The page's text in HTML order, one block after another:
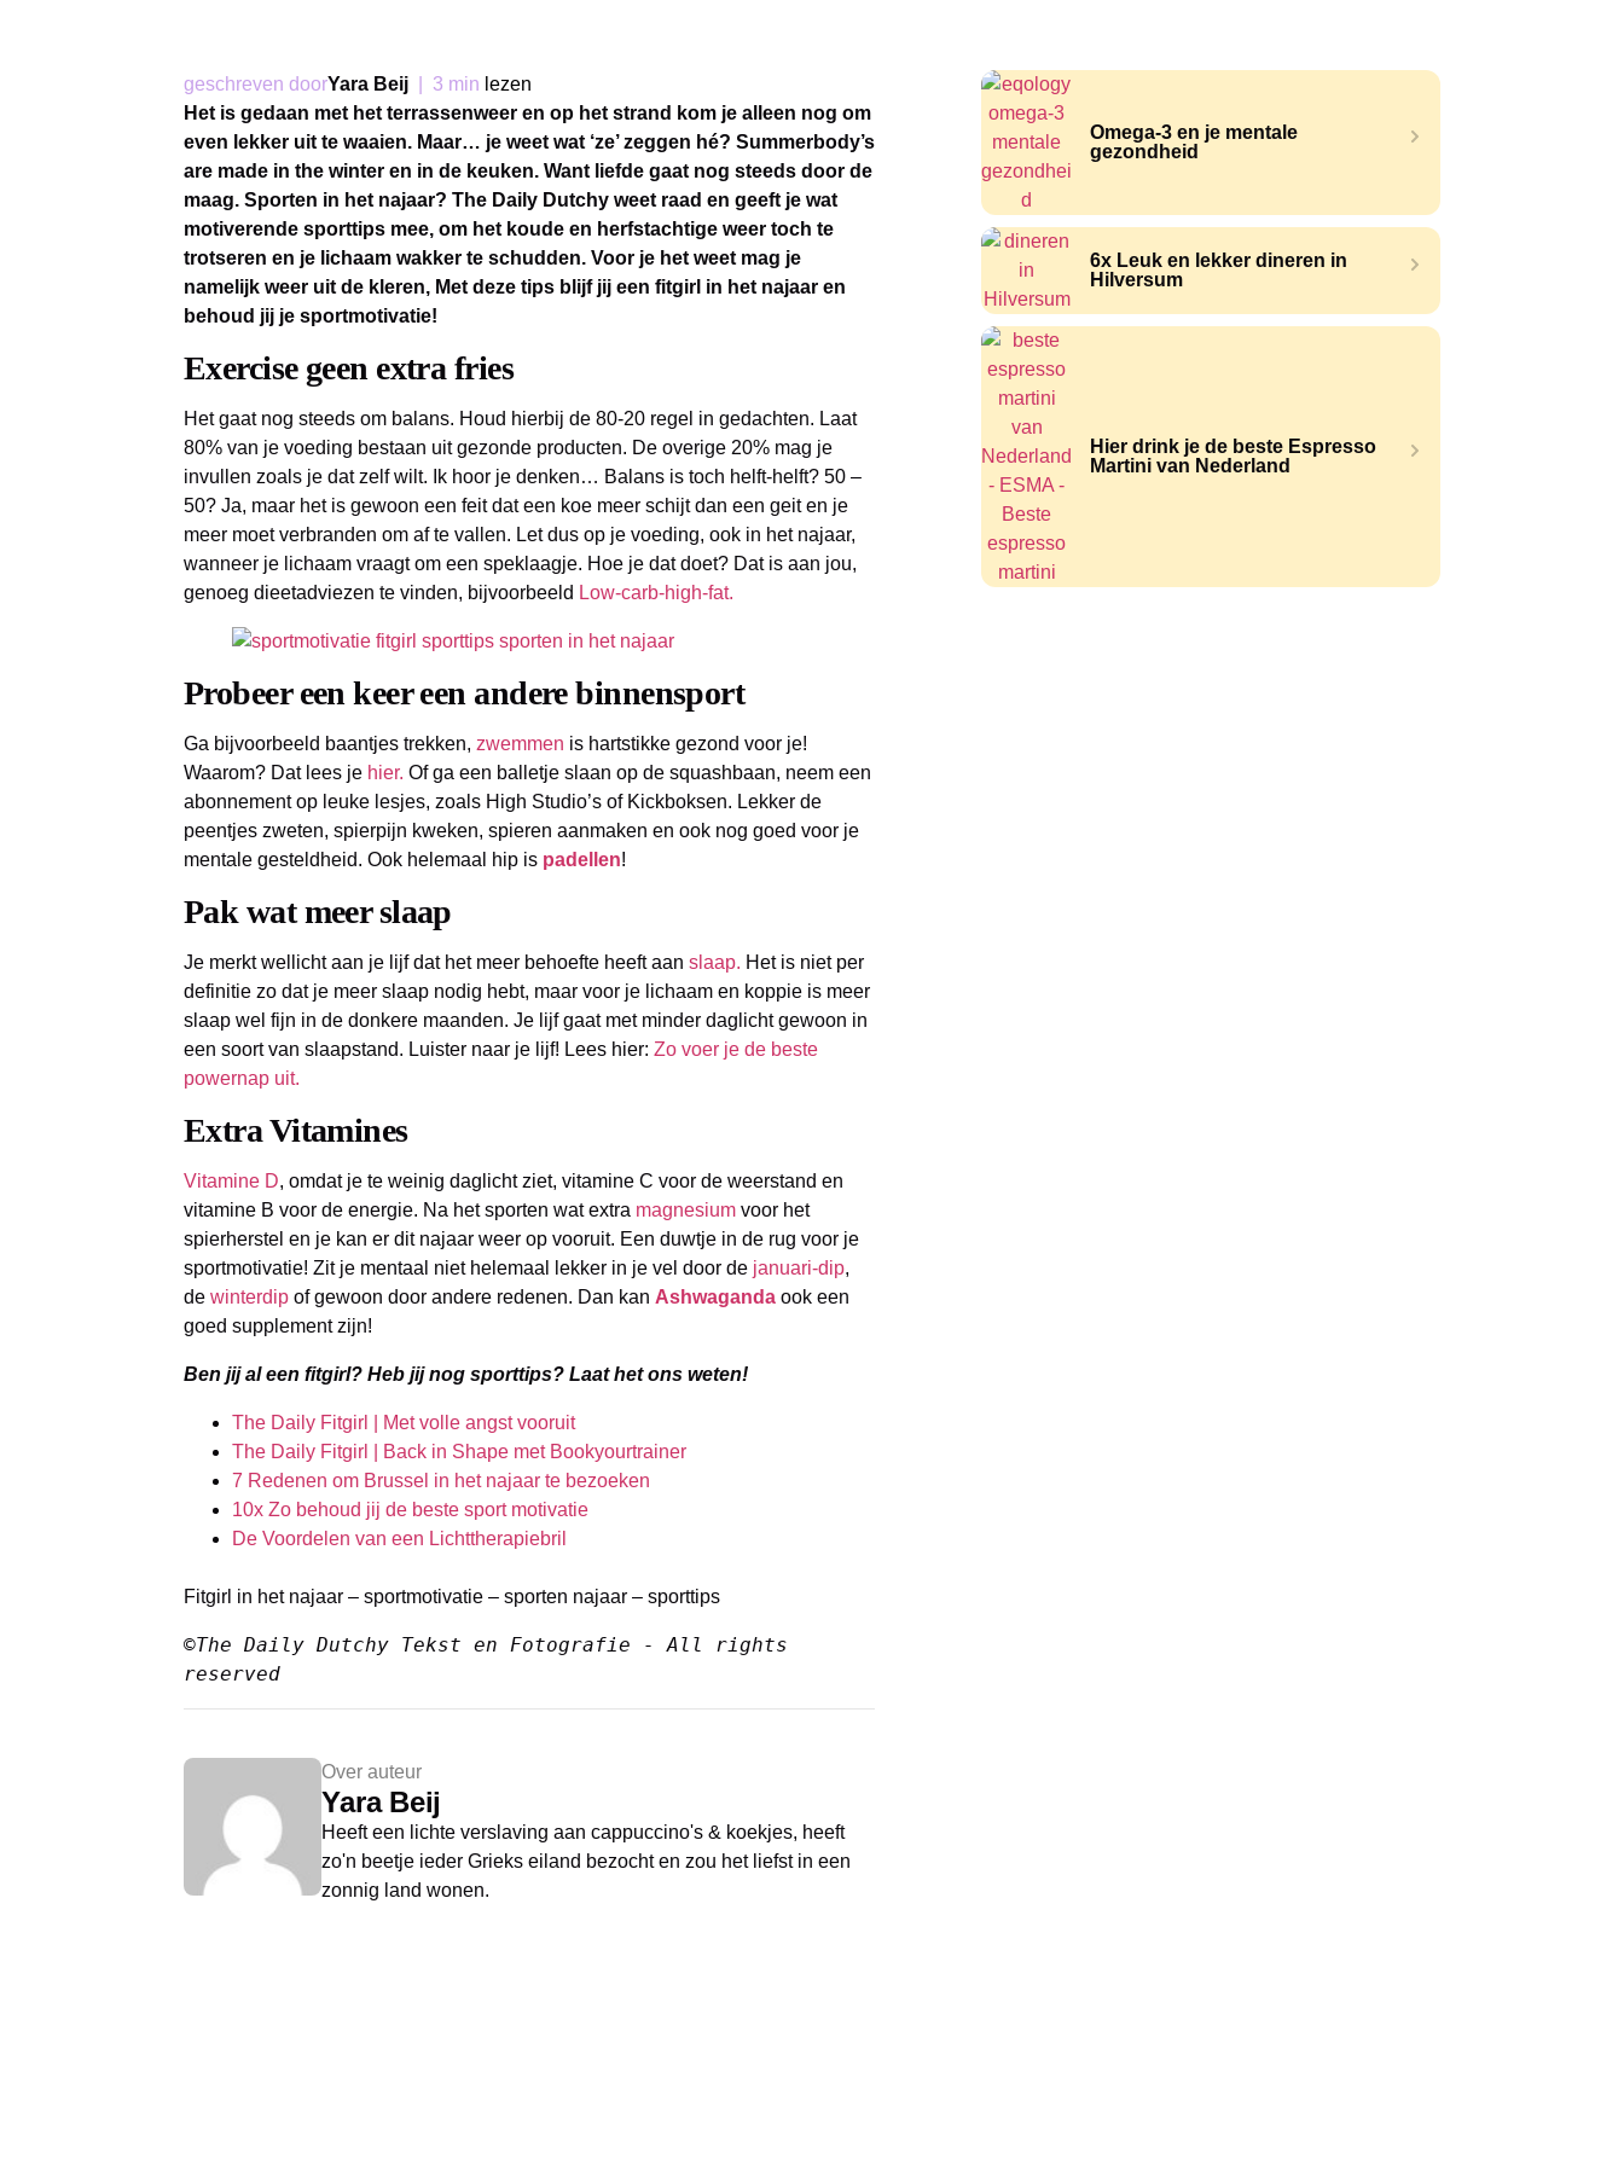
geschreven doorYara Beij 3 min lezen
Het is gedaan met het terrassenweer en op het strand kom je alleen nog om
even lekker uit te waaien. Maar… je weet wat ‘ze’ zeggen hé? Summerbody’s
are made in the winter en in de keuken. Want liefde gaat nog steeds door de
maag. Sporten in het najaar? The Daily Dutchy weet raad en geeft je wat
motiverende sporttips mee, om het koude en herfstachtige weer toch te
trotseren en je lichaam wakker te schudden. Voor je het weet mag je
namelijk weer uit de kleren, Met deze tips blijf jij een fitgirl in het najaar en
behoud jij je sportmotivatie!
Exercise geen extra fries
Het gaat nog steeds om balans. Houd hierbij de 80-20 regel in gedachten. Laat
80% van je voeding bestaan uit gezonde producten. De overige 20% mag je
invullen zoals je dat zelf wilt. Ik hoor je denken… Balans is toch helft-helft? 50 –
50? Ja, maar het is gewoon een feit dat een koe meer schijt dan een geit en je
meer moet verbranden om af te vallen. Let dus op je voeding, ook in het najaar,
wanneer je lichaam vraagt om een speklaagje. Hoe je dat doet? Dat is aan jou,
genoeg dieetadviezen te vinden, bijvoorbeeld Low-carb-high-fat.
Probeer een keer een andere binnensport
Ga bijvoorbeeld baantjes trekken, zwemmen is hartstikke gezond voor je!
Waarom? Dat lees je hier. Of ga een balletje slaan op de squashbaan, neem een
abonnement op leuke lesjes, zoals High Studio’s of Kickboksen. Lekker de
peentjes zweten, spierpijn kweken, spieren aanmaken en ook nog goed voor je
mentale gesteldheid. Ook helemaal hip is padellen!
Pak wat meer slaap
Je merkt wellicht aan je lijf dat het meer behoefte heeft aan slaap. Het is niet per
definitie zo dat je meer slaap nodig hebt, maar voor je lichaam en koppie is meer
slaap wel fijn in de donkere maanden. Je lijf gaat met minder daglicht gewoon in
een soort van slaapstand. Luister naar je lijf! Lees hier: Zo voer je de beste
powernap uit.
Extra Vitamines
Vitamine D, omdat je te weinig daglicht ziet, vitamine C voor de weerstand en
vitamine B voor de energie. Na het sporten wat extra magnesium voor het
spierherstel en je kan er dit najaar weer op vooruit. Een duwtje in de rug voor je
sportmotivatie! Zit je mentaal niet helemaal lekker in je vel door de januari-dip,
de winterdip of gewoon door andere redenen. Dan kan Ashwaganda ook een
goed supplement zijn!
Ben jij al een fitgirl? Heb jij nog sporttips? Laat het ons weten!
The Daily Fitgirl | Met volle angst vooruit
The Daily Fitgirl | Back in Shape met Bookyourtrainer
7 Redenen om Brussel in het najaar te bezoeken
10x Zo behoud jij de beste sport motivatie
De Voordelen van een Lichttherapiebril
Fitgirl in het najaar – sportmotivatie – sporten najaar – sporttips
©The Daily Dutchy Tekst en Fotografie - All rights
reserved
Over auteur
Yara Beij
Heeft een lichte verslaving aan cappuccino's & koekjes, heeft
zo'n beetje ieder Grieks eiland bezocht en zou het liefst in een
zonnig land wonen.
Omega-3 en je mentale
gezondheid
6x Leuk en lekker dineren in
Hilversum
Hier drink je de beste Espresso
Martini van Nederland